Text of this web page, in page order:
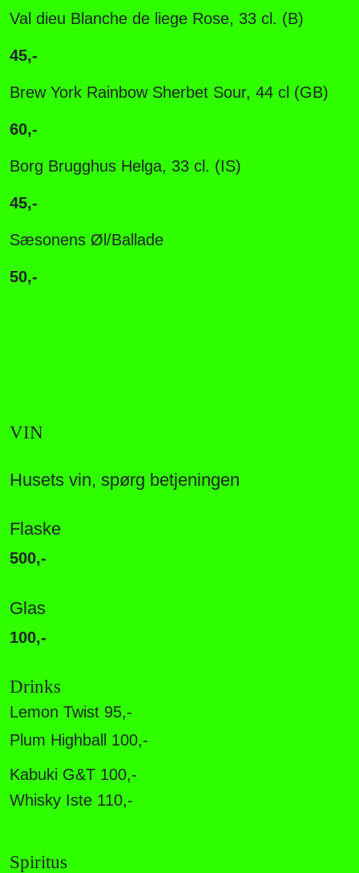
Val dieu Blanche de liege Rose, 33 cl. (B)
45,-
Brew York Rainbow Sherbet Sour, 44 cl (GB)
60,-
Borg Brugghus Helga, 33 cl. (IS)
45,-
Sæsonens Øl/Ballade
50,-
VIN
Husets vin, spørg betjeningen
Flaske
500,-
Glas
100,-
Drinks
Lemon Twist 95,-
Plum Highball 100,-
Kabuki G&T 100,-
Whisky Iste 110,-
Spiritus